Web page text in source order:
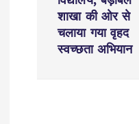
शाखा की ओर से
चलाया गया वृहद
स्वच्छता अभियान